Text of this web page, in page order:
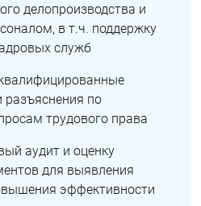
делопроизводства и
в т.ч. поддержку
служб
разъяснения по
трудового права
аудит и оценку
для выявления
эффективности